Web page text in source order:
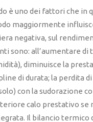
è uno dei fattori che in
maggiormente
negativa, sul
sono: all’aumentare di
diminuisce la
di durata; la perdita di
con la sudorazione
calo prestativo se
Il bilancio termico